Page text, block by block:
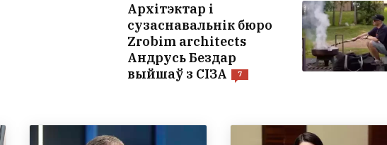
Архітэктар і
сузаснавальнік бюро
Zrobim architects
Андрусь Бездар
выйшаў з СІЗА
7